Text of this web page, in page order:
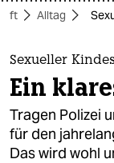
themen
politik
öko
Alltag
Sexueller
Ein
Tragen Polizei
für den
Das wird wohl